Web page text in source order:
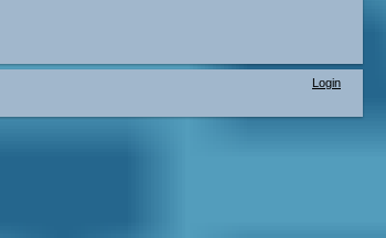
Login